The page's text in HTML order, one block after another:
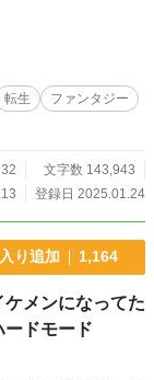
ード様はその御子を愛
たいと願うエリアス
転生
ファンタジー
文字数 143,943
登録日 2025.01.24
り追加 1,164
メンになってた
ドモード